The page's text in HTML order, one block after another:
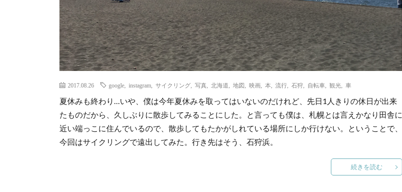
2017.08.26 google instagram サイクリング 写真 北海道 地図 映画 本 流行 石狩 自転車 観光 車
夏休みも終わり…いや、僕は今年夏休みを取ってはいないのだけれど、先日1人きりの休日が出来
たものだから、久しぶりに散歩してみることにした。と言っても僕は、札幌とは言えかなり田舎に
近い端っこに住んでいるので、散歩してもたかがしれている場所にしか行けない。ということで、
今回はサイクリングで遠出してみた。行き先はそう、石狩浜。
続きを読む